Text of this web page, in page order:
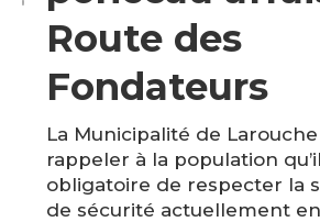
Route des
Fondateurs
La Municipalité de
rappeler à la population
obligatoire de respecter la
de sécurité actuellement